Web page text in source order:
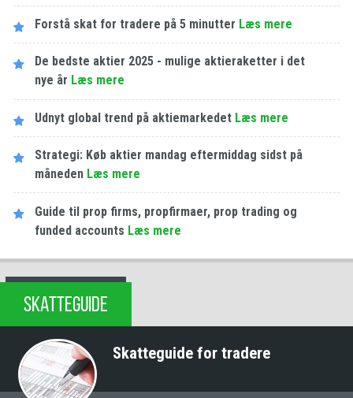
Forstå skat for tradere på 5 minutter Læs mere
De bedste aktier 2025 - mulige aktieraketter i det
nye år Læs mere
Udnyt global trend på aktiemarkedet Læs mere
Strategi: Køb aktier mandag eftermiddag sidst på
måneden Læs mere
Guide til prop firms, propfirmaer, prop trading og
funded accounts Læs mere
SKATTEGUIDE
Skatteguide for tradere